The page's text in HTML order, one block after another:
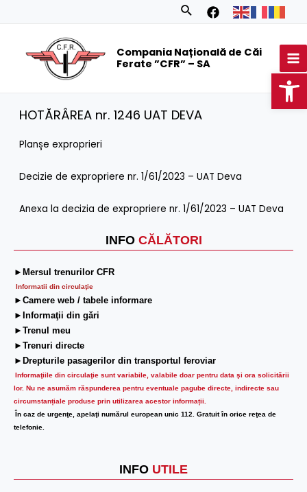
Search
Compania Națională de Căi
Ferate ”CFR” – SA
INFO CĂLĂTORI
►Mersul trenurilor CFR
Informatii din circulaţie
►Camere web / tabele informare
►Informaţii din gări
►Trenul meu
►Trenuri directe
►Drepturile pasagerilor din transportul feroviar
Informaţiile din circulaţie sunt variabile, valabile doar pentru data şi ora solicitării
lor. Nu ne asumăm răspunderea pentru eventuale pagube directe, indirecte sau
circumstanțiale produse prin utilizarea acestor informații.
În caz de urgenţe, apelaţi numărul european unic 112. Gratuit în orice reţea de
telefonie.
INFO UTILE
HOTĂRÂREA nr. 1246 UAT DEVA
Planșe exproprieri
Decizie de expropriere nr. 1/61/2023 – UAT Deva
Anexa la decizia de expropriere nr. 1/61/2023 – UAT Deva